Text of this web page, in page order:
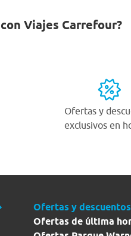
Viajes Carrefour?
Ofertas y
exclusivos en
Ofertas y descuentos
Ofertas de última